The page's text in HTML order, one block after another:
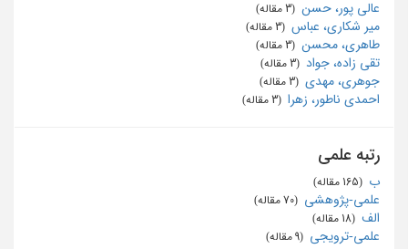
عالی پور، حسن
میر شکاری، عباس
طاهری، محسن
تقی زاده، جواد
جوهری، مهدی
احمدی ناطور، زهرا
رتبه علمی
ب
علمی-پژوهشی
الف
علمی-ترویجی